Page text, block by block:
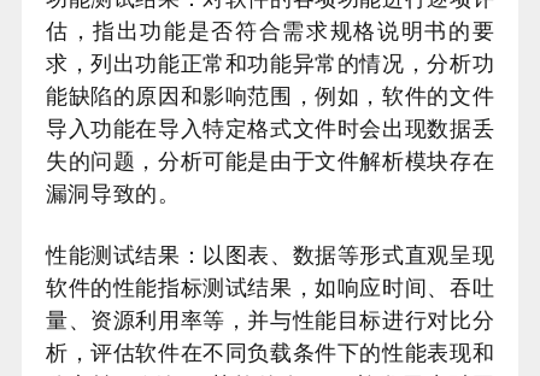
估，指出功能是否符合需求规格说明书的要
求，列出功能正常和功能异常的情况，分析功
能缺陷的原因和影响范围，例如，软件的文件
导入功能在导入特定格式文件时会出现数据丢
失的问题，分析可能是由于文件解析模块存在
漏洞导致的。
性能测试结果：以图表、数据等形式直观呈现
软件的性能指标测试结果，如响应时间、吞吐
量、资源利用率等，并与性能目标进行对比分
析，评估软件在不同负载条件下的性能表现和